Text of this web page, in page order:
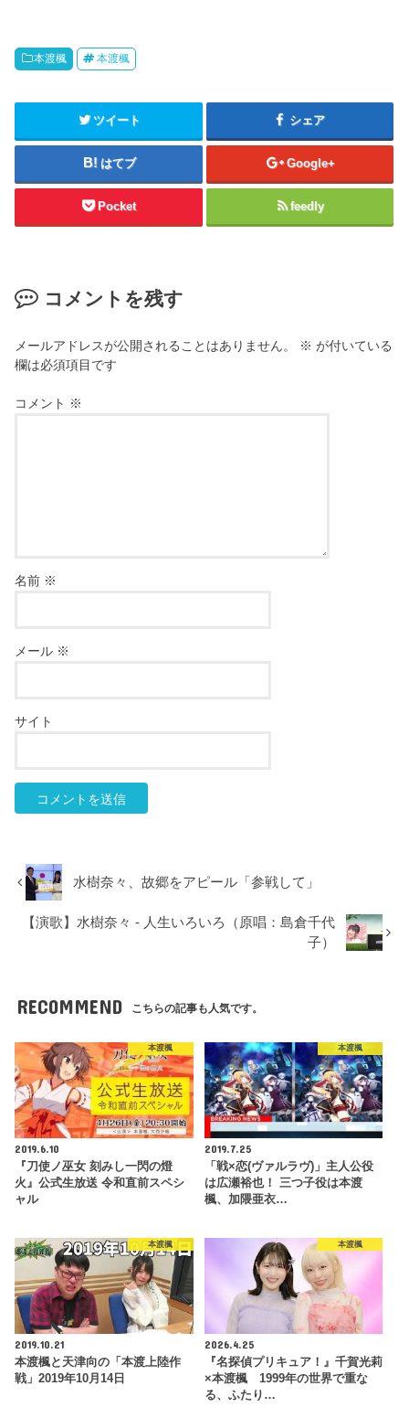
本渡楓 本渡楓
ツイート シェア
はてブ Google+
Pocket feedly
コメントを残す
メールアドレスが公開されることはありません。 ※ が付いている
欄は必須項目です
コメント ※
名前 ※
メール ※
サイト
水樹奈々、故郷をアピール「参戦して」
【演歌】水樹奈々 - 人生いろいろ（原唱：島倉千代
子）
RECOMMEND こちらの記事も人気です。
本渡楓
2019.6.10
『刀使ノ巫女 刻みし一閃の燈
火』公式生放送 令和直前スペシ
ャル
本渡楓
2019.7.25
「戦×恋(ヴァルラヴ)」主人公役
は広瀬裕也！ 三つ子役は本渡
楓、加隈亜衣…
本渡楓
2019.10.21
本渡楓と天津向の「本渡上陸作
戦」2019年10月14日
本渡楓
2026.4.25
『名探偵プリキュア！』千賀光莉
×本渡楓 1999年の世界で重な
る、ふたり…